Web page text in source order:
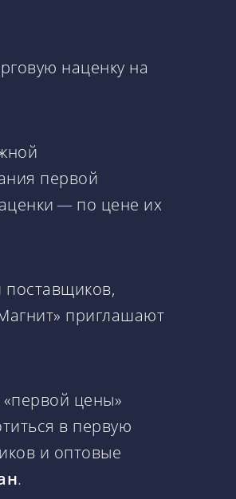
наценку на
первой
— по цене их
приглашают
цены»
в первую
и оптовые
.